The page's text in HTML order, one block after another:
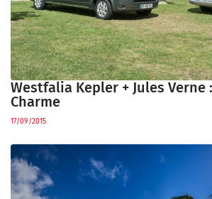
Westfalia Kepler + Jules Verne
Charme
17/09/2015